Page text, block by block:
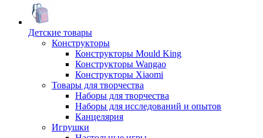
Детские товары
Конструкторы
Конструкторы Mould King
Конструкторы Wangao
Конструкторы Xiaomi
Товары для творчества
Наборы для творчества
Наборы для исследований и опытов
Канцелярия
Игрушки